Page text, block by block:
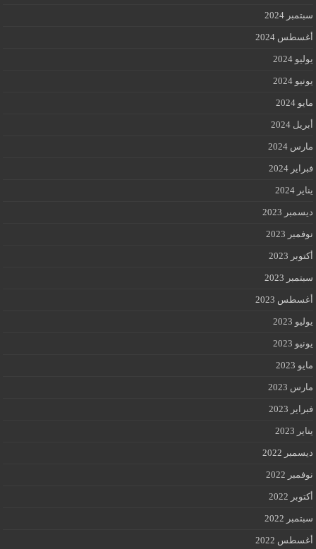
سبتمبر 2024
أغسطس 2024
يوليو 2024
يونيو 2024
مايو 2024
أبريل 2024
مارس 2024
فبراير 2024
يناير 2024
ديسمبر 2023
نوفمبر 2023
أكتوبر 2023
سبتمبر 2023
أغسطس 2023
يوليو 2023
يونيو 2023
مايو 2023
مارس 2023
فبراير 2023
يناير 2023
ديسمبر 2022
نوفمبر 2022
أكتوبر 2022
سبتمبر 2022
أغسطس 2022